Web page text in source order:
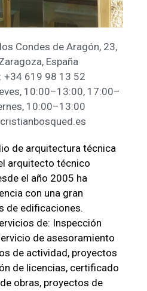
Condes de Aragón, 23,
España
+34 619 98 13 52
10:00–13:00, 17:00–
10:00–13:00
de arquitectura técnica
arquitecto técnico
el año 2005 ha
con una gran
de edificaciones.
de: Inspección
de asesoramiento
de actividad, proyectos
de licencias, certificado
obras, proyectos de